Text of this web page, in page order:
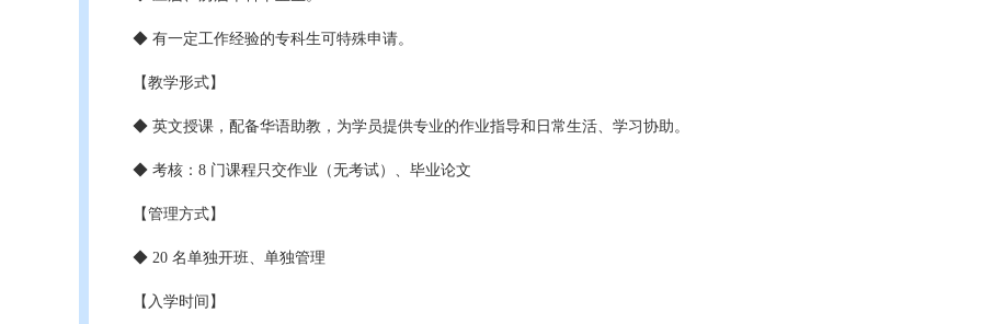
◆ 有一定工作经验的专科生可特殊申请。
【教学形式】
◆ 英文授课，配备华语助教，为学员提供专业的作业指导和日常生活、学习协助。
◆ 考核：8 门课程只交作业（无考试）、毕业论文
【管理方式】
◆ 20 名单独开班、单独管理
【入学时间】